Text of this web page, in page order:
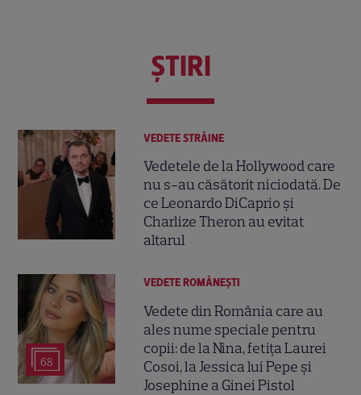
ŞTIRI
VEDETE STRĂINE
Vedetele de la Hollywood care
nu s-au căsătorit niciodată. De
ce Leonardo DiCaprio și
Charlize Theron au evitat
altarul
68
VEDETE ROMÂNEŞTI
Vedete din România care au
ales nume speciale pentru
copii: de la Nina, fetița Laurei
Cosoi, la Jessica lui Pepe și
Josephine a Ginei Pistol